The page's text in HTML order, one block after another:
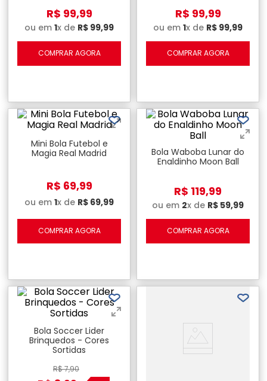
R$ 99,99
ou em 1x de R$ 99,99
COMPRAR AGORA
R$ 99,99
ou em 1x de R$ 99,99
COMPRAR AGORA
Mini Bola Futebol e
Magia Real Madrid
R$ 69,99
ou em 1x de R$ 69,99
COMPRAR AGORA
Bola Waboba Lunar do
Enaldinho Moon Ball
R$ 119,99
ou em 2x de R$ 59,99
COMPRAR AGORA
Bola Soccer Lider
Brinquedos - Cores
Sortidas
R$7,90